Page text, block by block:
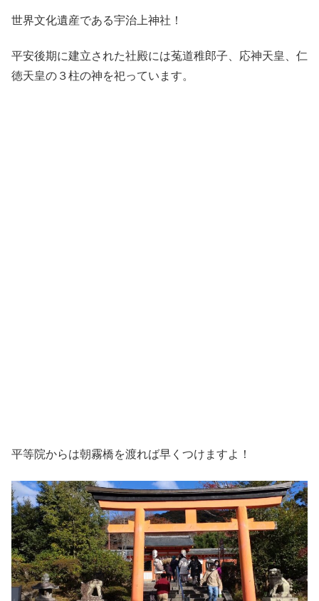
世界文化遺産である宇治上神社！
平安後期に建立された社殿には菟道稚郎子、応神天皇、仁
徳天皇の３柱の神を祀っています。
平等院からは朝霧橋を渡れば早くつけますよ！